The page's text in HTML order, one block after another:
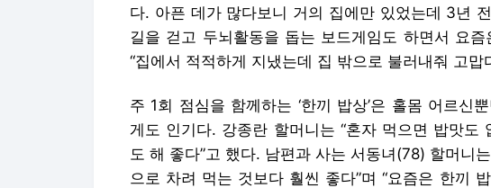
다. 아픈 데가 많다보니 거의 집에만 있었는데 3년
길을 걷고 두뇌활동을 돕는 보드게임도 하면서 요
“집에서 적적하게 지냈는데 집 밖으로 불러내줘 고맙
주 1회 점심을 함께하는 ‘한끼 밥상’은 홀몸 어르신
게도 인기다. 강종란 할머니는 “혼자 먹으면 밥맛도
도 해 좋다”고 했다. 남편과 사는 서동녀(78) 할머니
으로 차려 먹는 것보다 훨씬 좋다”며 “요즘은 한끼